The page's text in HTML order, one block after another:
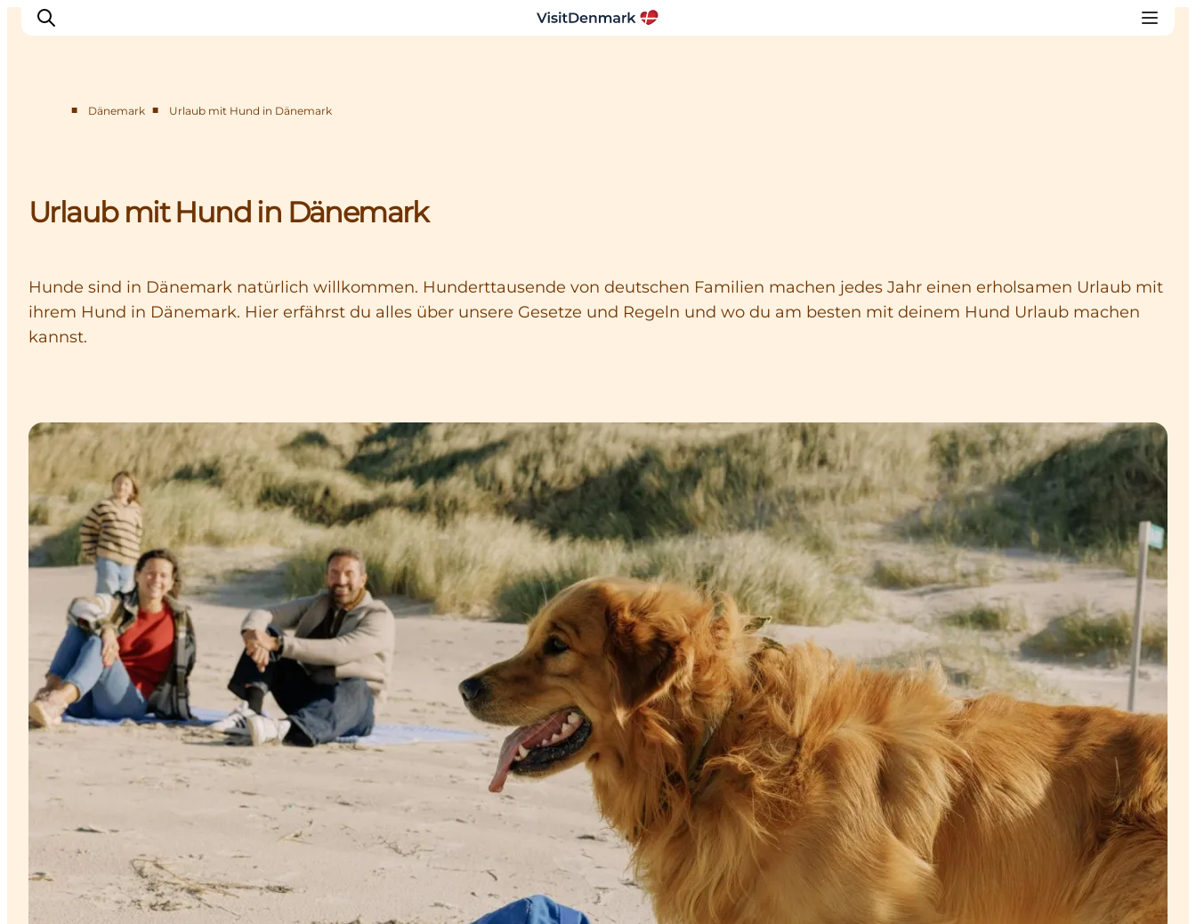
Erlebnisse
Unterkünfte
■ Dänemark ■ Urlaub mit Hund in Dänemark
Urlaub mit Hund in Dänemark
Hunde sind in Dänemark natürlich willkommen. Hunderttausende von deutschen Familien machen jedes Jahr einen erholsamen Urlaub mit
ihrem Hund in Dänemark. Hier erfährst du alles über unsere Gesetze und Regeln und wo du am besten mit deinem Hund Urlaub machen
kannst.